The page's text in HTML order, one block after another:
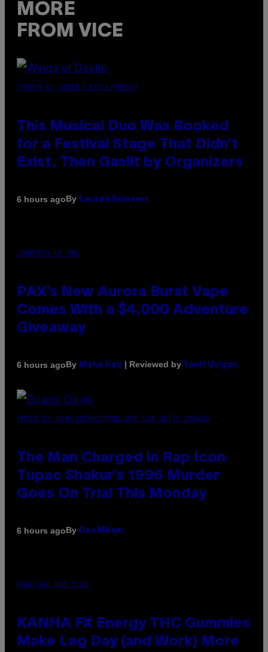
MORE
FROM VICE
(PHOTO BY AMBER LITTLE/PRESS)
This Musical Duo Was Booked
for a Festival Stage That Didn’t
Exist, Then Gaslit by Organizers
6 hours agoBy Lauren Boisvert
COURTESY OF PAX
PAX’s New Aurora Burst Vape
Comes With a $4,000 Adventure
Giveaway
6 hours agoBy Maha Haq | Reviewed by Ysolt Usigan
PHOTO BY JOHN LOCHER/POOL/AFP VIA GETTY IMAGES
The Man Charged in Rap Icon
Tupac Shakur’s 1996 Murder
Goes On Trial This Monday
6 hours agoBy Dan Milam
MAHA HAQ FOR VICE
KANHA FX Energy THC Gummies
Make Leg Day (and Work) More